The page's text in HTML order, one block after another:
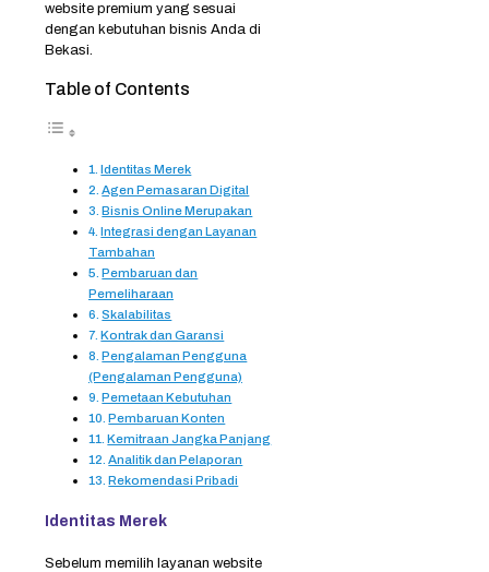
website premium yang sesuai
dengan kebutuhan bisnis Anda di
Bekasi.
Table of Contents
Identitas Merek
Agen Pemasaran Digital
Bisnis Online Merupakan
Integrasi dengan Layanan
Tambahan
Pembaruan dan
Pemeliharaan
Skalabilitas
Kontrak dan Garansi
Pengalaman Pengguna
(Pengalaman Pengguna)
Pemetaan Kebutuhan
Pembaruan Konten
Kemitraan Jangka Panjang
Analitik dan Pelaporan
Rekomendasi Pribadi
Identitas Merek
Sebelum memilih layanan website